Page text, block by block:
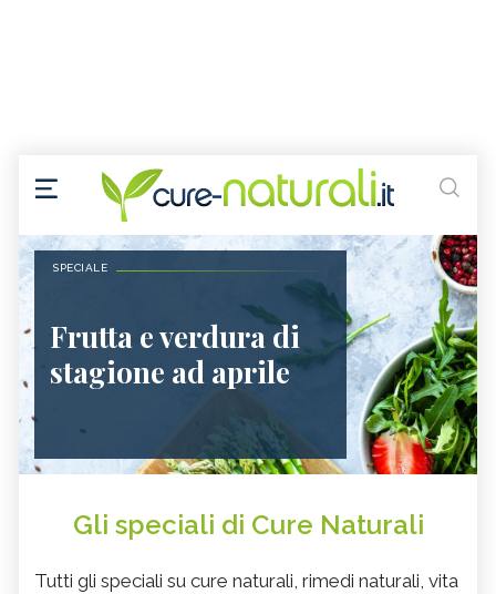
SPECIALE
Frutta e verdura di
stagione ad aprile
Gli speciali di Cure Naturali
Tutti gli speciali su cure naturali, rimedi naturali, vita